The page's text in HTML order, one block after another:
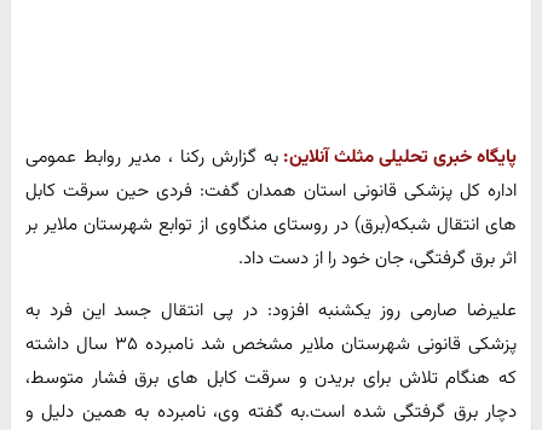
پایگاه خبری تحلیلی مثلث آنلاین: به گزارش رکنا ، مدیر روابط عمومی
اداره کل پزشکی قانونی استان همدان گفت: فردی حین سرقت کابل
های انتقال شبکه(برق) در روستای منگاوی از توابع شهرستان ملایر بر
اثر برق گرفتگی، جان خود را از دست داد.
علیرضا صارمی روز یکشنبه افزود: در پی انتقال جسد این فرد به
پزشکی قانونی شهرستان ملایر مشخص شد نامبرده ۳۵ سال داشته
که هنگام تلاش برای بریدن و سرقت کابل های برق فشار متوسط،
دچار برق گرفتگی شده است.به گفته وی، نامبرده به همین دلیل و